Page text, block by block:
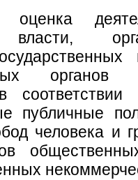
власти,
органов
публичные
человека и